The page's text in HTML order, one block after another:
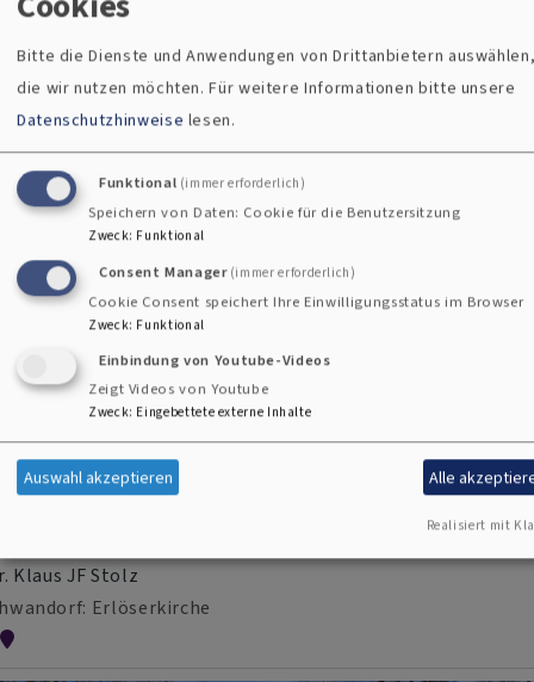
Klaus JF Stolz
Erlöserkirche
Bitte die Dienste und Anwendungen von Drittanbietern
die wir nutzen möchten.Für weitere Informationen bitte unsere
Datenschutzhinweise lesen.
Funktional (immer erforderlich)
Speichern von Daten: Cookie für die Benutzersitzung
Zweck: Funktional
Consent Manager (immer erforderlich)
Cookie Consent speichert Ihre Einwilligungsstatus im Browser
Zweck: Funktional
Einbindung von Youtube-Videos
Zeigt Videos von Youtube
Zweck: Eingebettete externe Inhalte
Auswahl akzeptieren Alle
Realisiert mit